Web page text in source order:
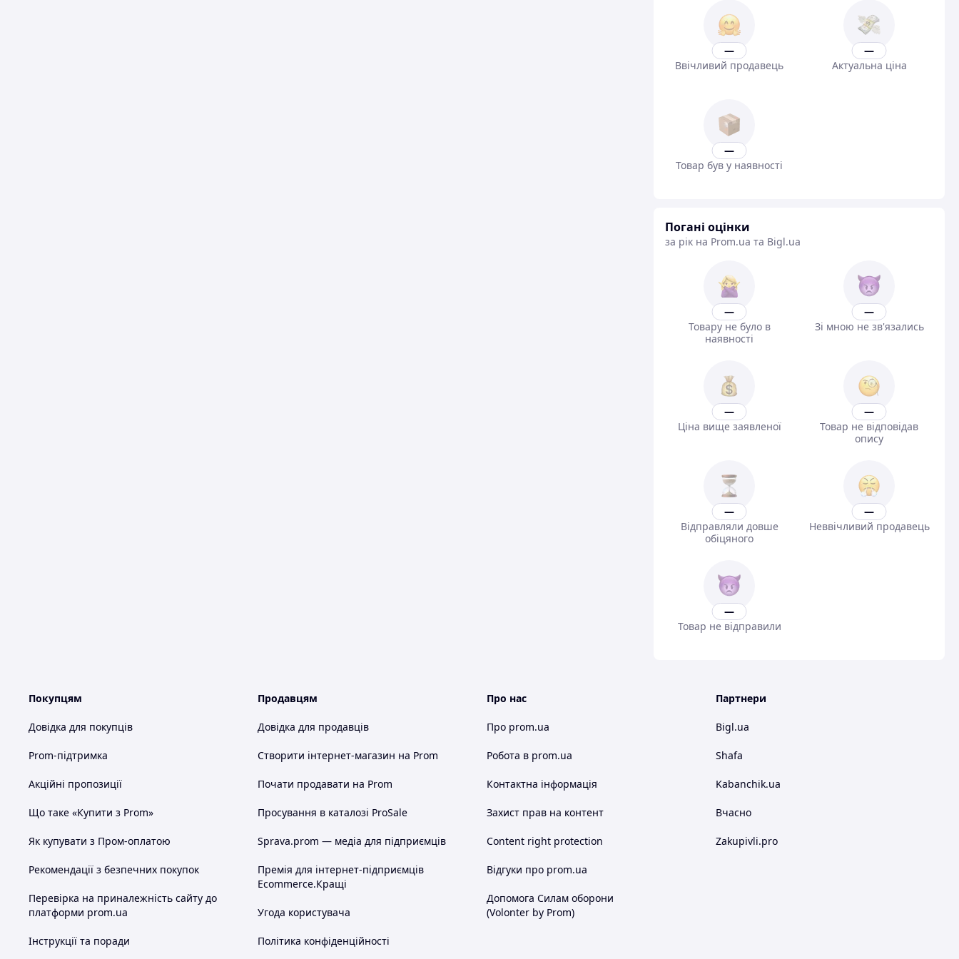
—
Ввічливий продавець
—
Актуальна ціна
—
Товар був у наявності
Погані оцінки
за рік на Prom.ua та Bigl.ua
—
Товару не було в
наявності
—
Зі мною не зв'язались
—
Ціна вище заявленої
—
Товар не відповідав
опису
—
Відправляли довше
обіцяного
—
Неввічливий продавець
—
Товар не відправили
Покупцям
Довідка для покупців
Prom-підтримка
Акційні пропозиції
Що таке «Купити з Prom»
Як купувати з Пром-оплатою
Рекомендації з безпечних покупок
Перевірка на приналежність сайту до
платформи prom.ua
Інструкції та поради
Продавцям
Довідка для продавців
Створити інтернет-магазин на Prom
Почати продавати на Prom
Просування в каталозі ProSale
Sprava.prom — медіа для підприємців
Премія для інтернет-підприємців
Ecommerce.Кращі
Угода користувача
Політика конфіденційності
Про нас
Про prom.ua
Робота в prom.ua
Контактна інформація
Захист прав на контент
Content right protection
Відгуки про prom.ua
Допомога Силам оборони
(Volonter by Prom)
Партнери
Bigl.ua
Shafa
Kabanchik.ua
Вчасно
Zakupivli.pro